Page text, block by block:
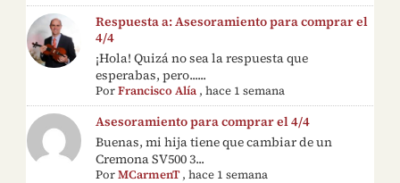
Respuesta a: Asesoramiento para comprar el
4/4
¡Hola! Quizá no sea la respuesta que
esperabas, pero......
PorFrancisco Alía ,hace 1 semana
Asesoramiento para comprar el 4/4
Buenas, mi hija tiene que cambiar de un
Cremona SV500 3...
PorMCarmenT,hace 1 semana